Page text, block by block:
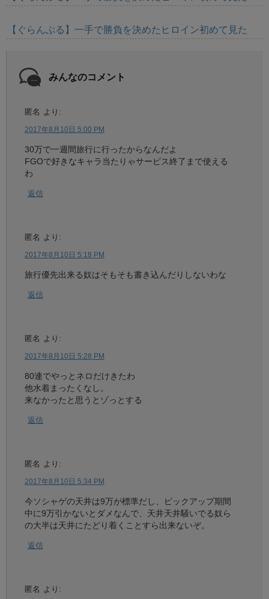
【ぐらんぶる】一手で勝負を決めたヒロイン初めて見た
みんなのコメント
匿名 より:
2017年8月10日 5:00 PM
30万で一週間旅行に行ったからなんだよ
FGOで好きなキャラ当たりゃサービス終了まで使える
わ
返信
匿名 より:
2017年8月10日 5:18 PM
旅行優先出来る奴はそもそも書き込んだりしないわな
返信
匿名 より:
2017年8月10日 5:28 PM
80連でやっとネロだけきたわ
他水着まったくなし。
来なかったと思うとゾっとする
返信
匿名 より:
2017年8月10日 5:34 PM
今ソシャゲの天井は9万が標準だし、ピックアップ期間
中に9万引かないとダメなんで、天井天井騒いでる奴ら
の大半は天井にたどり着くことすら出来ないぞ。
返信
匿名 より: